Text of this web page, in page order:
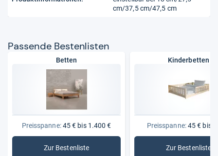
cm/37,5 cm/47,5 cm
Pas­sende Bes­ten­lis­ten
Betten
Preisspanne:45 € bis 1.400 €
Zur Bestenliste
: Betten
Kinderbetten
Preisspanne:45 € bis
Zur Bestenliste
: